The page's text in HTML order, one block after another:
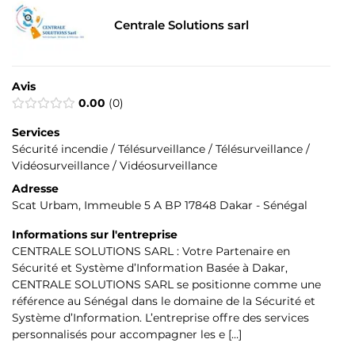
Centrale Solutions sarl
Avis
0.00 0
Services
Sécurité incendie / Télésurveillance / Télésurveillance /
Vidéosurveillance / Vidéosurveillance
Adresse
Scat Urbam, Immeuble 5 A BP 17848 Dakar - Sénégal
Informations sur l'entreprise
CENTRALE SOLUTIONS SARL : Votre Partenaire en
Sécurité et Système d’Information Basée à Dakar,
CENTRALE SOLUTIONS SARL se positionne comme une
référence au Sénégal dans le domaine de la Sécurité et
Système d’Information. L’entreprise offre des services
personnalisés pour accompagner les e […]